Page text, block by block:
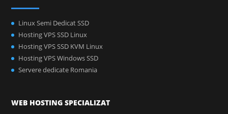
Linux Semi Dedicat SSD
Hosting VPS SSD Linux
Hosting VPS SSD KVM Linux
Hosting VPS Windows SSD
Servere dedicate Romania
WEB HOSTING SPECIALIZAT